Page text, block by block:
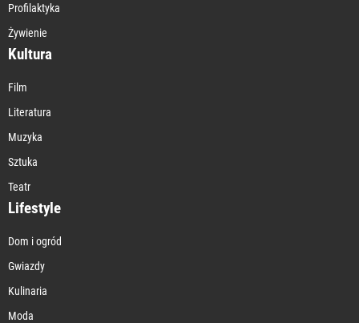
Profilaktyka
Żywienie
Kultura
Film
Literatura
Muzyka
Sztuka
Teatr
Lifestyle
Dom i ogród
Gwiazdy
Kulinaria
Moda